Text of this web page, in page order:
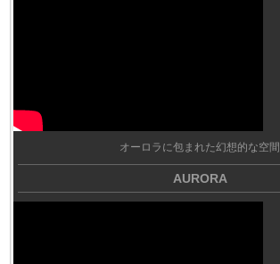
オーロラに包まれた幻想的な空間
AURORA